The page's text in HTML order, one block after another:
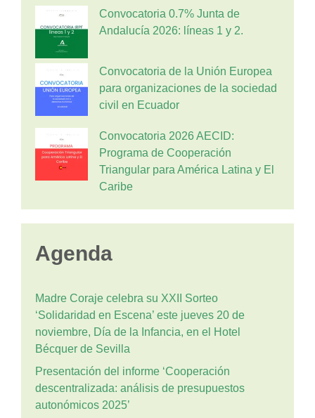
Convocatoria 0.7% Junta de
Andalucía 2026: líneas 1 y 2.
Convocatoria de la Unión Europea
para organizaciones de la sociedad
civil en Ecuador
Convocatoria 2026 AECID:
Programa de Cooperación
Triangular para América Latina y El
Caribe
Agenda
Madre Coraje celebra su XXII Sorteo
‘Solidaridad en Escena’ este jueves 20 de
noviembre, Día de la Infancia, en el Hotel
Bécquer de Sevilla
Presentación del informe ‘Cooperación
descentralizada: análisis de presupuestos
autonómicos 2025’